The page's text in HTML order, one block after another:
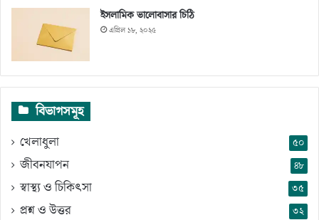
ইসলামিক ভালোবাসার চিঠি
এপ্রিল ১৮, ২০২৫
বিভাগসমূহ
খেলাধুলা ৫০
জীবনযাপন ৪৮
স্বাস্থ্য ও চিকিৎসা ৩৫
প্রশ্ন ও উত্তর ৩২